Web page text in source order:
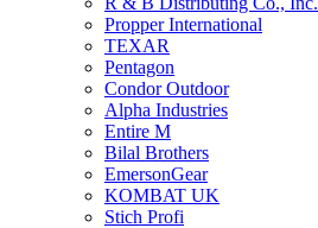
Propper International
TEXAR
Pentagon
Condor Outdoor
Alpha Industries
Entire M
Bilal Brothers
EmersonGear
KOMBAT UK
Stich Profi